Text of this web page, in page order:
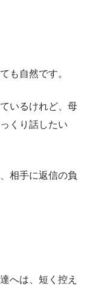
も自然です。
いるけれど、母
くり話したい
相手に返信の負
へは、短く控え